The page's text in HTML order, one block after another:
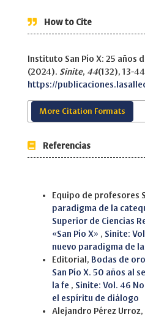
How to Cite
Instituto San Pío X: 25 años
(2024). Sinite, 44(132), 13-
https://
More Citation Formats
Referencias
Equipo de profesores
paradigma de la
Superior de Ciencias
«San Pío X» , Sinite:
nuevo paradigma de
Editorial, Bodas de
San Pío X. 50 años al
la fe , Sinite: Vol. 46
el espíritu de diálogo
Alejandro Pérez Urroz,